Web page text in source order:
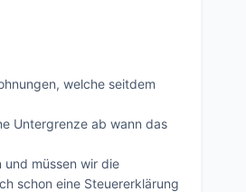
welche seitdem
Untergrenze ab wann das
und müssen wir die
schon eine Steuererklärung